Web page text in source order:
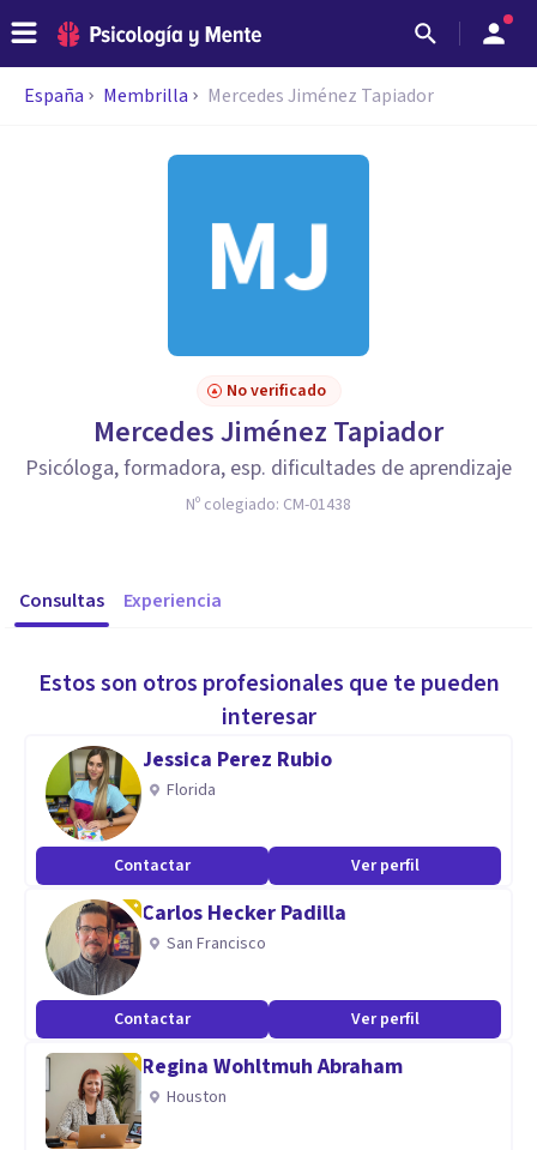
España Membrilla Mercedes Jiménez Tapiador
No verificado
Mercedes Jiménez Tapiador
Psicóloga, formadora, esp. dificultades de aprendizaje
Nº colegiado: CM-01438
Consultas Experiencia
Estos son otros profesionales que te pueden
interesar
Jessica Perez Rubio
Florida
Contactar Ver perfil
Carlos Hecker Padilla
San Francisco
Contactar Ver perfil
Regina Wohltmuh Abraham
Houston